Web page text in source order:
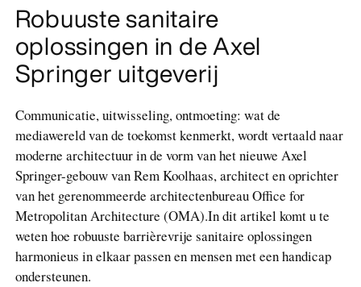
Robuuste sanitaire
oplossingen in de Axel
Springer uitgeverij
Communicatie, uitwisseling, ontmoeting: wat de
mediawereld van de toekomst kenmerkt, wordt vertaald naar
moderne architectuur in de vorm van het nieuwe Axel
Springer-gebouw van Rem Koolhaas, architect en oprichter
van het gerenommeerde architectenbureau Office for
Metropolitan Architecture (OMA).In dit artikel komt u te
weten hoe robuuste barrièrevrije sanitaire oplossingen
harmonieus in elkaar passen en mensen met een handicap
ondersteunen.